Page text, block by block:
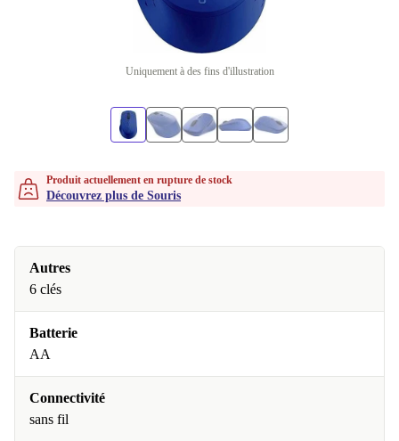
Uniquement à des fins d'illustration
Produit actuellement en rupture de stock
Découvrez plus de Souris
Autres
6 clés
Batterie
AA
Connectivité
sans fil